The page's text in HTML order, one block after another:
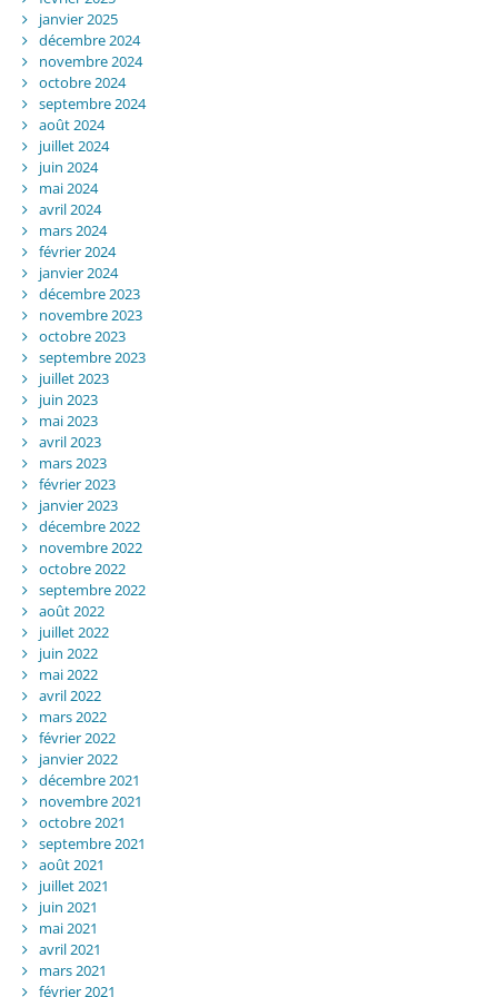
janvier 2025
décembre 2024
novembre 2024
octobre 2024
septembre 2024
août 2024
juillet 2024
juin 2024
mai 2024
avril 2024
mars 2024
février 2024
janvier 2024
décembre 2023
novembre 2023
octobre 2023
septembre 2023
juillet 2023
juin 2023
mai 2023
avril 2023
mars 2023
février 2023
janvier 2023
décembre 2022
novembre 2022
octobre 2022
septembre 2022
août 2022
juillet 2022
juin 2022
mai 2022
avril 2022
mars 2022
février 2022
janvier 2022
décembre 2021
novembre 2021
octobre 2021
septembre 2021
août 2021
juillet 2021
juin 2021
mai 2021
avril 2021
mars 2021
février 2021